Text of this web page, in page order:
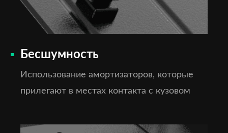
Бесшумность
Использование амортизаторов, которые
прилегают в местах контакта с кузовом